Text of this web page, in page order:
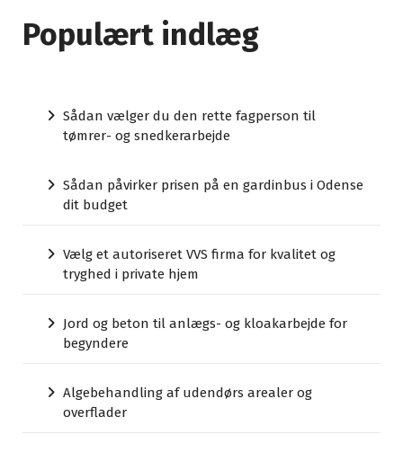
Populært indlæg
Sådan vælger du den rette fagperson til
tømrer- og snedkerarbejde
Sådan påvirker prisen på en gardinbus i Odense
dit budget
Vælg et autoriseret VVS firma for kvalitet og
tryghed i private hjem
Jord og beton til anlægs- og kloakarbejde for
begyndere
Algebehandling af udendørs arealer og
overflader